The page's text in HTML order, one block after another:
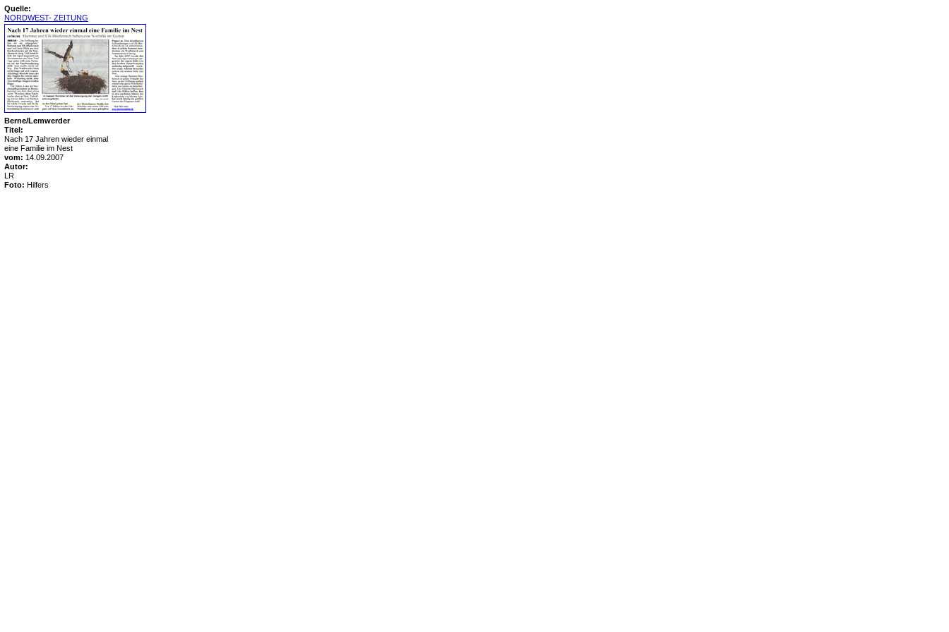
Quelle:
NORDWEST- ZEITUNG
Berne/Lemwerder
Titel:
Nach 17 Jahren wieder einmal
eine Familie im Nest
vom: 14.09.2007
Autor:
LR
Foto: Hilfers